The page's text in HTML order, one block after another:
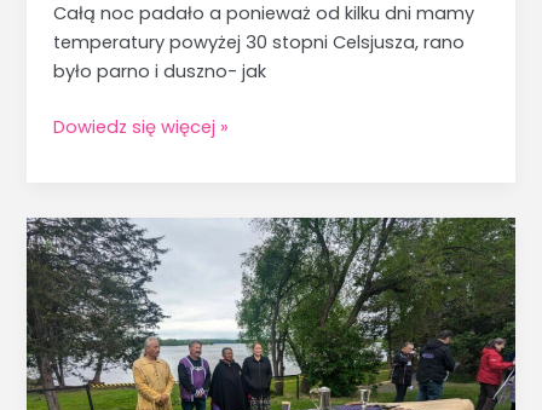
Całą noc padało a ponieważ od kilku dni mamy
temperatury powyżej 30 stopni Celsjusza, rano
było parno i duszno- jak
Dowiedz się więcej »
Skarb
Mohawków.